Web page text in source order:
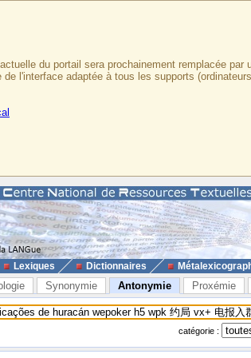
du portail sera prochainement remplacée par
l'interface adaptée à tous les supports
Lexiques Dictionnaires
Synonymie Antonymie Proxémie
catégorie :